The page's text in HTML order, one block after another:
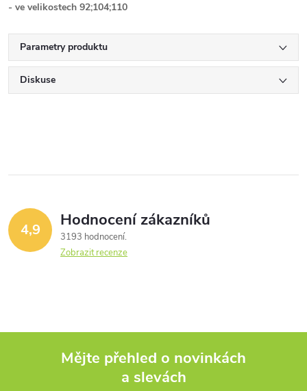
- ve velikostech 92;104;110
Parametry produktu
Diskuse
4,9 Hodnocení zákazníků
3193 hodnocení
Zobrazit recenze
Mějte přehled o novinkách
a slevách